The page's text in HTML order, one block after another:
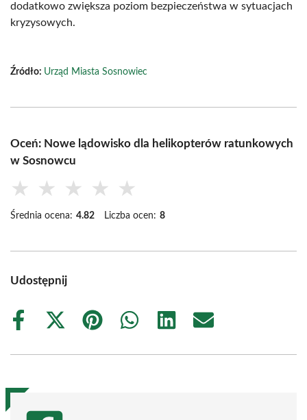
dodatkowo zwiększa poziom bezpieczeństwa w sytuacjach
kryzysowych.
Źródło: Urząd Miasta Sosnowiec
Oceń: Nowe lądowisko dla helikopterów ratunkowych
w Sosnowcu
★ ★ ★ ★ ★
Średnia ocena: 4.82 Liczba ocen: 8
Udostępnij
Share
Share
(Twitter)
Share
Share
Share
Share